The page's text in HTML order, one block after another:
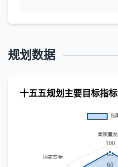
规划数据
十五五规划主要目标指标